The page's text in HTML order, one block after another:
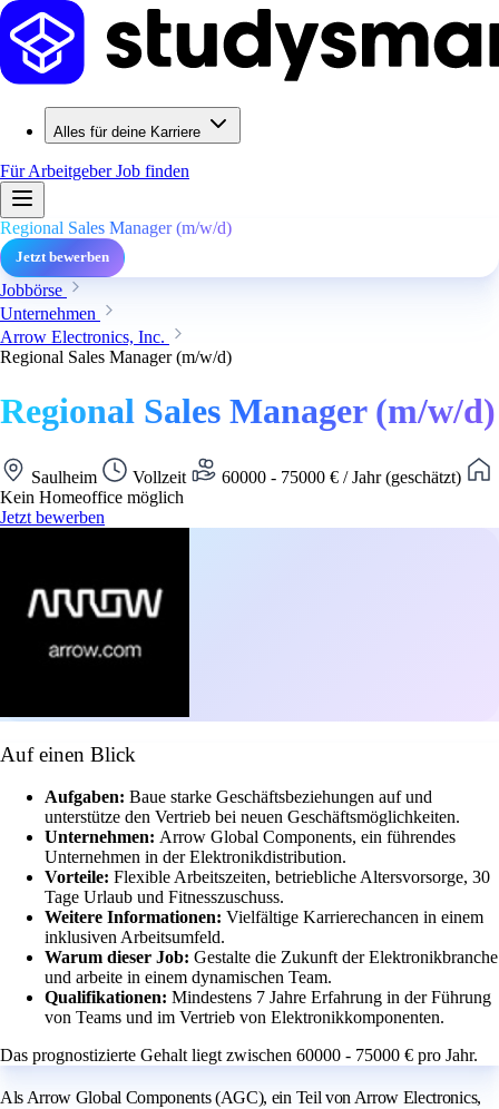
Alles für deine Karriere
Für ArbeitgeberJob finden
Regional Sales Manager (m/w/d)
Jetzt bewerben
Jobbörse
Unternehmen
Arrow Electronics, Inc.
Regional Sales Manager (m/w/d)
Regional Sales Manager (m/w/d)
Saulheim Vollzeit
60000 - 75000 € / Jahr (geschätzt)
Kein Homeoffice möglich
Jetzt bewerben
Auf einen Blick
Aufgaben: Baue starke Geschäftsbeziehungen auf und
unterstütze den Vertrieb bei neuen Geschäftsmöglichkeiten.
Unternehmen: Arrow Global Components, ein führendes
Unternehmen in der Elektronikdistribution.
Vorteile: Flexible Arbeitszeiten, betriebliche Altersvorsorge, 30
Tage Urlaub und Fitnesszuschuss.
Weitere Informationen: Vielfältige Karrierechancen in einem
inklusiven Arbeitsumfeld.
Warum dieser Job: Gestalte die Zukunft der Elektronikbranche
und arbeite in einem dynamischen Team.
Qualifikationen: Mindestens 7 Jahre Erfahrung in der Führung
von Teams und im Vertrieb von Elektronikkomponenten.
Das prognostizierte Gehalt liegt zwischen 60000 - 75000 € pro Jahr.
Als Arrow Global Components (AGC), ein Teil von Arrow Electronics,